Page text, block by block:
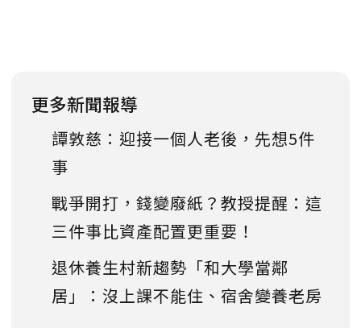
更多新聞報導
譚敦慈：迎接一個人老後，先想5件
事
戰爭開打，錢變廢紙？教授提醒：這
三件事比資產配置更重要！
退休養生村新趨勢「和大學當鄰
居」：沒上課不能住、宿舍變養老房